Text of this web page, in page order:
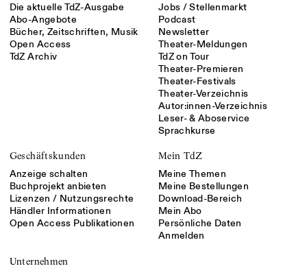
Die aktuelle TdZ-Ausgabe
Abo-Angebote
Bücher, Zeitschriften, Musik
Open Access
TdZ Archiv
Jobs / Stellenmarkt
Podcast
Newsletter
Theater-Meldungen
TdZ on Tour
Theater-Premieren
Theater-Festivals
Theater-Verzeichnis
Autor:innen-Verzeichnis
Leser- & Aboservice
Sprachkurse
Geschäftskunden
Anzeige schalten
Buchprojekt anbieten
Lizenzen / Nutzungsrechte
Händler Informationen
Open Access Publikationen
Mein TdZ
Meine Themen
Meine Bestellungen
Download-Bereich
Mein Abo
Persönliche Daten
Anmelden
Unternehmen